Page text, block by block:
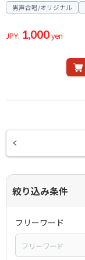
男声合唱/オリジナル
JPY: 1,000yen
絞り込み条件
フリーワード